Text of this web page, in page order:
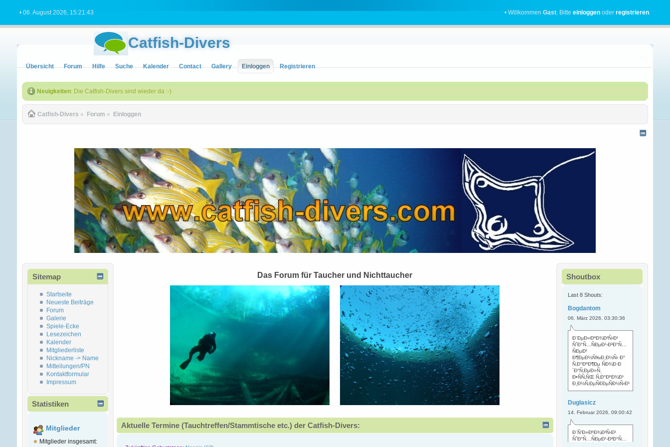
• 06. August 2026, 15:21:43 • WillkommenGast. Bitteeinloggen oderregistrieren.
Catfish-Divers
Übersicht Forum Hilfe Suche Kalender Contact Gallery Einloggen Registrieren
Neuigkeiten: Die Catfish-Divers sind wieder da :-)
Catfish-Divers » Forum » Einloggen
Sitemap
Startseite
Neueste Beiträge
Forum
Galerie
Spiele-Ecke
Lesezeichen
Kalender
Mitgliederliste
Nickname -> Name
Mitteilungen/PN
Kontaktformular
Impressum
Statistiken
Mitglieder
Mitglieder insgesamt:
Das Forum für Taucher und Nichttaucher
Aktuelle Termine (Tauchtreffen/Stammtische etc.) der Catfish-Divers:
Shoutbox
Last 8 Shouts:
Bogdantom
06. März 2026, 03:30:36
Ð¨ÐµÐ»ÐºÐ¾Ð²Ñ‹Ð¹
ÑˆÐ°Ñ…ÑÐµÐ¹-Ð²Ð°Ñ…
ÑÐµÐ¹
Ð¶ÐµÐ½Ñ‰Ð¸Ð½Ñ‹ Ð°
Ñ‚Ð°ÐºÐ¶Ðµ ÑÐ¾Ð·Ð
´Ð°Ñ‚ÐµÐ»Ñ.
Ð•ÑÑ‚ÑŒ Ñ‚Ð°ÐºÐ¾Ð¹
Ð¸Ð½Ñ‚ÐµÑ€ÐµÑÐ½Ñ‹Ð¹
Duglasicz
14. Februar 2026, 09:00:42
Ð¨Ñ‘Ð»ÐºÐ¾Ð²Ñ‹Ð¹
ÑˆÐ°Ñ…ÑÐµÐ¹-Ð²Ð°Ñ…